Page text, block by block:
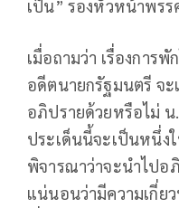
เป็น” รองหัวหน้าพรร
เมื่อถามว่า เรื่องการ
อดีตนายกรัฐมนตรี จะ
อภิปรายด้วยหรือไม่ น
ประเด็นนี้จะเป็นหนึ่ง
พิจารณาว่าจะนำไปอ
แน่นอนว่ามีความเกี่ย